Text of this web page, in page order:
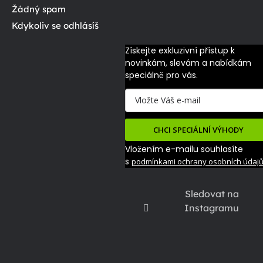
Sledovat na
Instagramu
Žádný spam
Kdykoliv se odhlásíš
Získejte exkluzivní přístup k
novinkám, slevám a nabídkám
speciálně pro vás.
CHCI SPECIÁLNÍ VÝHODY
Vložením e-mailu souhlasíte
s podmínkami ochrany osobních údajů